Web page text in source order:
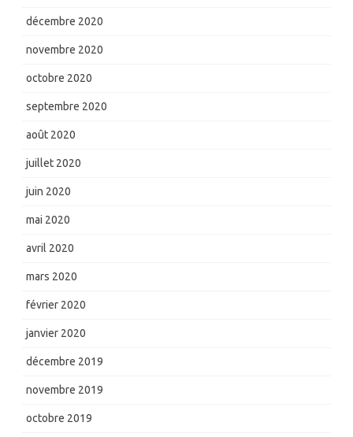
décembre 2020
novembre 2020
octobre 2020
septembre 2020
août 2020
juillet 2020
juin 2020
mai 2020
avril 2020
mars 2020
février 2020
janvier 2020
décembre 2019
novembre 2019
octobre 2019